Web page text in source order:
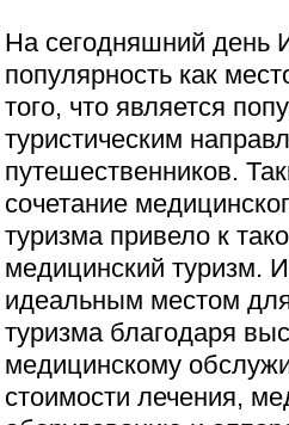
На сегодняшний день
популярность как
того, что является
туристическим
путешественников.
сочетание
туризма привело к
медицинский туризм.
идеальным местом
туризма благодаря
медицинскому
стоимости лечения,